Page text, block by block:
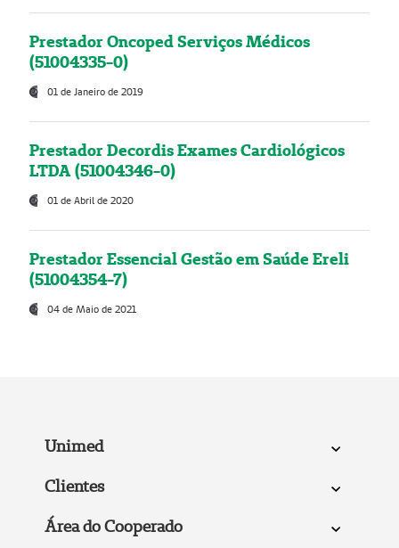
Prestador Oncoped Serviços Médicos
(51004335-0)
01 de Janeiro de 2019
Prestador Decordis Exames Cardiológicos
LTDA (51004346-0)
01 de Abril de 2020
Prestador Essencial Gestão em Saúde Ereli
(51004354-7)
04 de Maio de 2021
Unimed
Clientes
Área do Cooperado